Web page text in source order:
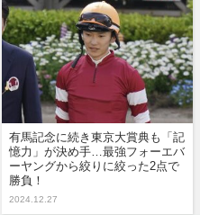
有馬記念に続き東京大賞典も「記
憶力」が決め手…最強フォーエバ
ーヤングから絞りに絞った2点で
勝負！
2024.12.27